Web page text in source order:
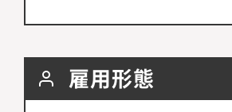
雇用形態